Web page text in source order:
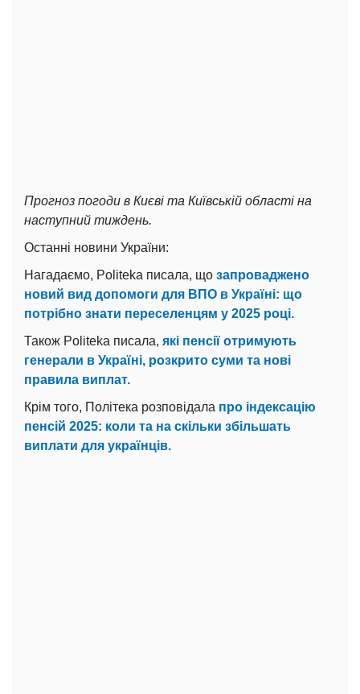
Прогноз погоди в Києві та Київській області на
наступний тиждень.
Останні новини України:
Нагадаємо, Politeka писала, що запроваджено
новий вид допомоги для ВПО в Україні: що
потрібно знати переселенцям у 2025 році.
Також Politeka писала, які пенсії отримують
генерали в Україні, розкрито суми та нові
правила виплат.
Крім того, Політека розповідала про індексацію
пенсій 2025: коли та на скільки збільшать
виплати для українців.